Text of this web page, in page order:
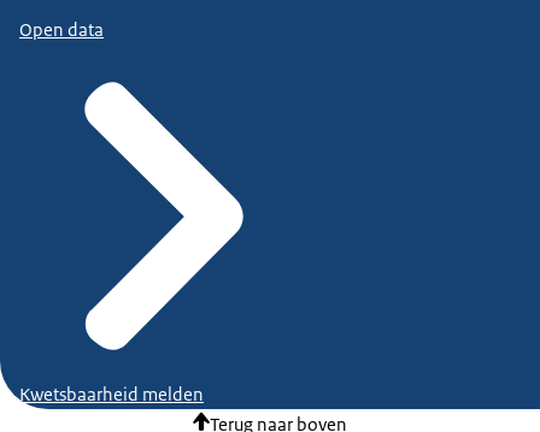
Open data
Kwetsbaarheid melden
Terug naar boven